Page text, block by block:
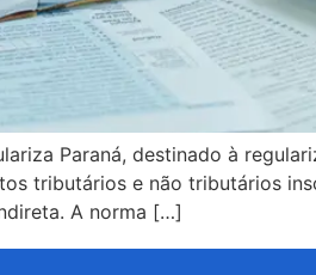
Paraná, destinado à
tributários e não tributários
A norma […]